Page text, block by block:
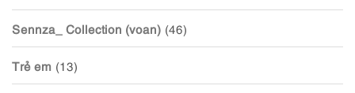
Sennza_ Collection (voan) (46)
Trẻ em (13)